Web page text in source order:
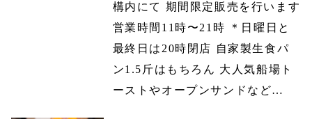
構内にて 期間限定販売を行います
営業時間11時〜21時 ＊日曜日と
最終日は20時閉店 自家製生食パ
ン1.5斤はもちろん 大人気船場ト
ーストやオープンサンドなど…